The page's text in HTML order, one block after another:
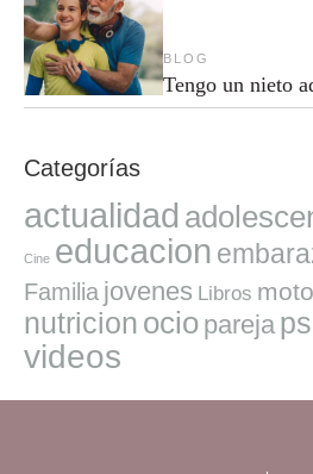
BLOG
Tengo un nieto
Categorías
actualidad
Cine educacion
Familia jovenes Libros
nutricion ocio pareja
videos